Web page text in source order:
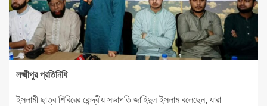
লক্ষ্মীপুর প্রতিনিধি
ইসলামী ছাত্র শিবিরের কেন্দ্রীয় সভাপতি জাহিদুল ইসলাম বলেছেন, যারা